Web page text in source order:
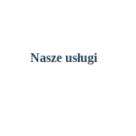
Nasze usługi